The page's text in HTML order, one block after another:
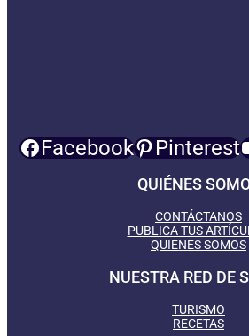
Facebook Pinterest
QUIÉNES
CONTÁCTANOS
PUBLICA TUS
QUIENES SOMOS
NUESTRA RED DE
TURISMO
RECETAS